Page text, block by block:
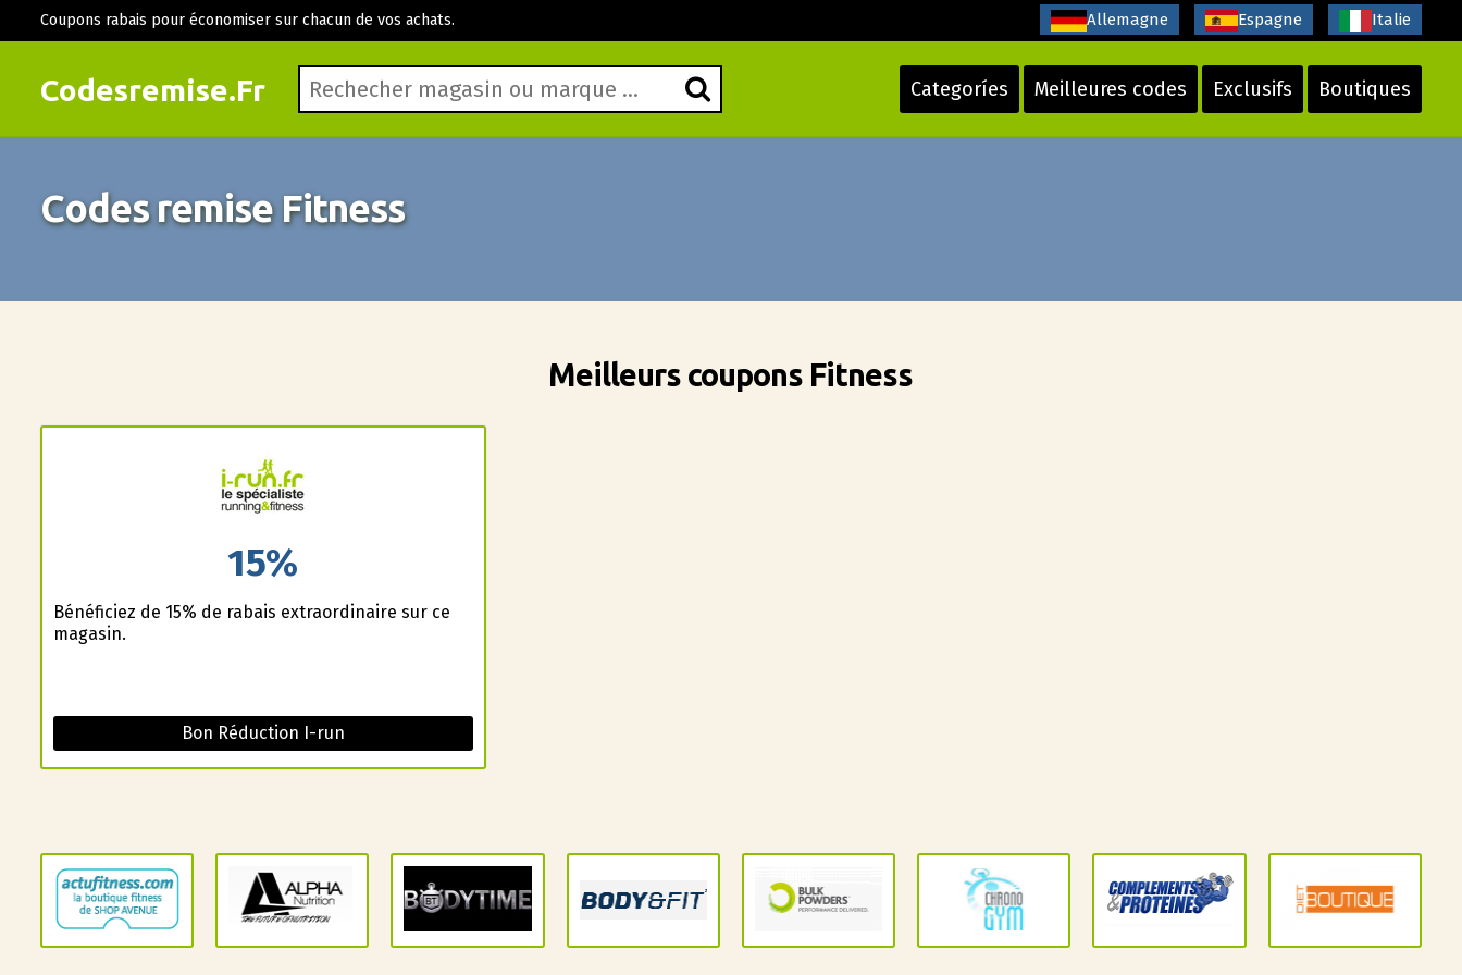
Codesremise.Fr Categoríes Meilleures codes Exclusifs Boutiques
Coupons rabais pour économiser sur chacun de vos achats. Allemagne Espagne Italie
Codes remise Fitness
Meilleurs coupons Fitness
15%
Bénéficiez de 15% de rabais extraordinaire sur ce
magasin.
Bon Réduction I-run